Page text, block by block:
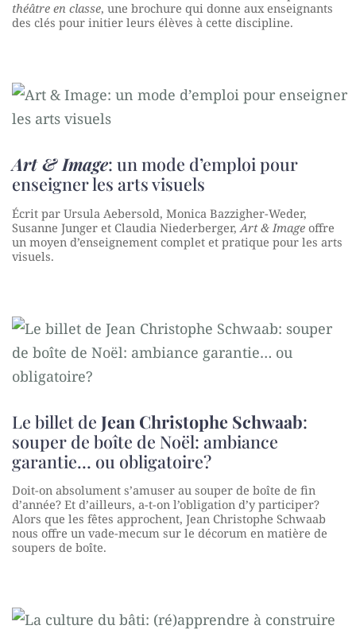
théâtre en classe, une brochure qui donne aux enseignants
des clés pour initier leurs élèves à cette discipline.
Art & Image: un mode d’emploi pour
enseigner les arts visuels
Écrit par Ursula Aebersold, Monica Bazzigher-Weder,
Susanne Junger et Claudia Niederberger, Art & Image offre
un moyen d’enseignement complet et pratique pour les arts
visuels.
Le billet de Jean Christophe Schwaab:
souper de boîte de Noël: ambiance
garantie… ou obligatoire?
Doit-on absolument s’amuser au souper de boîte de fin
d’année? Et d’ailleurs, a-t-on l’obligation d’y participer?
Alors que les fêtes approchent, Jean Christophe Schwaab
nous offre un vade-mecum sur le décorum en matière de
soupers de boîte.